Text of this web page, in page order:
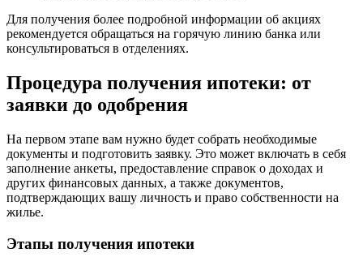
Для получения более подробной информации об акциях
рекомендуется обращаться на горячую линию банка или
консультироваться в отделениях.
Процедура получения ипотеки: от
заявки до одобрения
На первом этапе вам нужно будет собрать необходимые
документы и подготовить заявку. Это может включать в себя
заполнение анкеты, предоставление справок о доходах и
других финансовых данных, а также документов,
подтверждающих вашу личность и право собственности на
жилье.
Этапы получения ипотеки